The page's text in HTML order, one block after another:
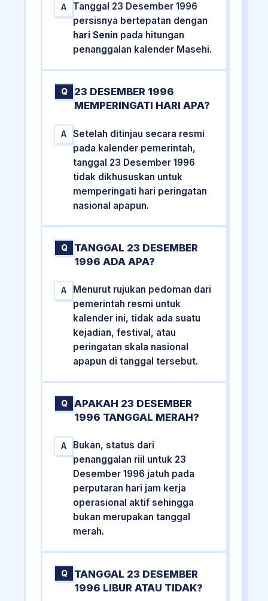
A
Tanggal 23 Desember 1996
persisnya bertepatan dengan
hari Senin pada hitungan
penanggalan kalender Masehi.
Q
23 DESEMBER 1996
MEMPERINGATI HARI APA?
A
Setelah ditinjau secara resmi
pada kalender pemerintah,
tanggal 23 Desember 1996
tidak dikhususkan untuk
memperingati hari peringatan
nasional apapun.
Q
TANGGAL 23 DESEMBER
1996 ADA APA?
A
Menurut rujukan pedoman dari
pemerintah resmi untuk
kalender ini, tidak ada suatu
kejadian, festival, atau
peringatan skala nasional
apapun di tanggal tersebut.
Q
APAKAH 23 DESEMBER
1996 TANGGAL MERAH?
A
Bukan, status dari
penanggalan riil untuk 23
Desember 1996 jatuh pada
perputaran hari jam kerja
operasional aktif sehingga
bukan merupakan tanggal
merah.
Q
TANGGAL 23 DESEMBER
1996 LIBUR ATAU TIDAK?